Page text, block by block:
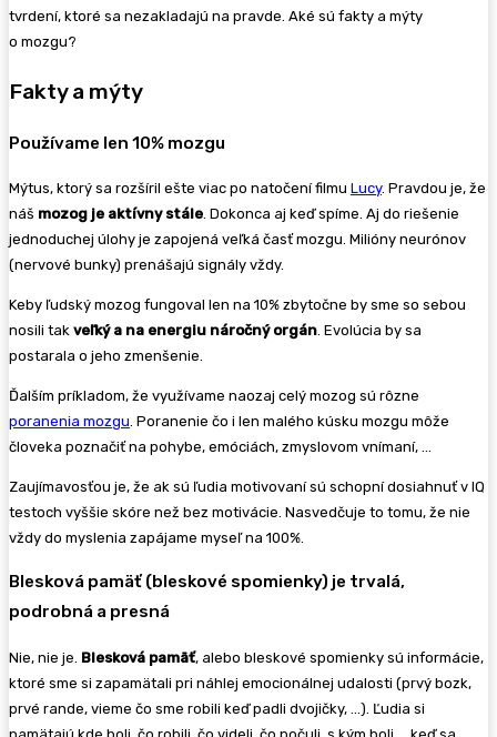
tvrdení, ktoré sa nezakladajú na pravde. Aké sú fakty a mýty
o mozgu?
Fakty a mýty
Používame len 10% mozgu
Mýtus, ktorý sa rozšíril ešte viac po natočení filmu Lucy. Pravdou je, že
náš mozog je aktívny stále. Dokonca aj keď spíme. Aj do riešenie
jednoduchej úlohy je zapojená veľká časť mozgu. Milióny neurónov
(nervové bunky) prenášajú signály vždy.
Keby ľudský mozog fungoval len na 10% zbytočne by sme so sebou
nosili tak veľký a na energiu náročný orgán. Evolúcia by sa
postarala o jeho zmenšenie.
Ďalším príkladom, že využívame naozaj celý mozog sú rôzne
poranenia mozgu. Poranenie čo i len malého kúsku mozgu môže
človeka poznačiť na pohybe, emóciách, zmyslovom vnímaní, …
Zaujímavosťou je, že ak sú ľudia motivovaní sú schopní dosiahnuť v IQ
testoch vyššie skóre než bez motivácie. Nasvedčuje to tomu, že nie
vždy do myslenia zapájame myseľ na 100%.
Blesková pamäť (bleskové spomienky) je trvalá,
podrobná a presná
Nie, nie je. Blesková pamäť, alebo bleskové spomienky sú informácie,
ktoré sme si zapamätali pri náhlej emocionálnej udalosti (prvý bozk,
prvé rande, vieme čo sme robili keď padli dvojičky, …). Ľudia si